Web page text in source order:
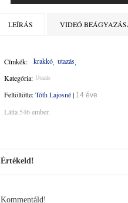
LEÍRÁS VIDEÓ
Címkék: krakkó utazás
Kategória: Utazás
Feltöltötte:Tóth Lajosné| 14 éve
Látta 546 ember.
Értékeld!
Kommentáld!